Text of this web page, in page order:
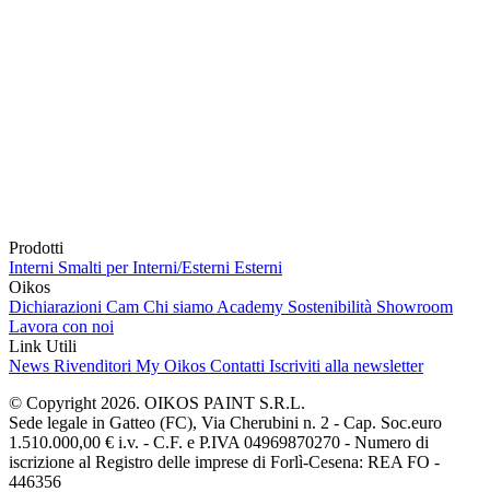
Prodotti
Interni Smalti per Interni/Esterni Esterni
Oikos
Dichiarazioni Cam Chi siamo Academy Sostenibilità Showroom
Lavora con noi
Link Utili
News Rivenditori My Oikos Contatti Iscriviti alla newsletter
© Copyright 2026. OIKOS PAINT S.R.L.
Sede legale in Gatteo (FC), Via Cherubini n. 2 - Cap. Soc.euro
1.510.000,00 € i.v. - C.F. e P.IVA 04969870270 - Numero di
iscrizione al Registro delle imprese di Forlì-Cesena: REA FO -
446356